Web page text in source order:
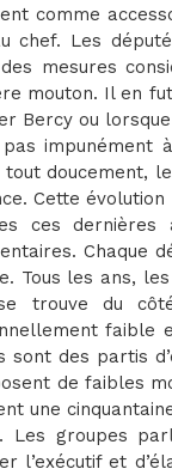
comme
chef. Les
des mesures
mouton. Il en
Bercy ou
impunément
tout doucement,
Cette
ces
Chaque
Tous les ans,
trouve du
faible
sont des partis
de faibles
une
Les groupes
l’exécutif et